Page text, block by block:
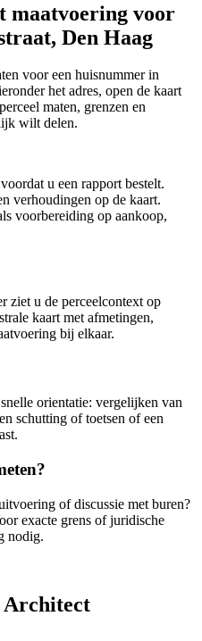
maatvoering voor
Den Haag
voor een huisnummer in
het adres, open de kaart
maten, grenzen en
wilt delen.
u een rapport bestelt.
verhoudingen op de kaart.
voorbereiding op aankoop,
ziet u de perceelcontext op
kaart met afmetingen,
bij elkaar.
orientatie: vergelijken van
schutting of toetsen of een
of discussie met buren?
exacte grens of juridische
nodig.
Architect